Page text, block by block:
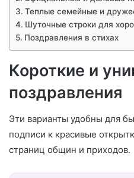
Теплые семейные и
Шуточные строки для
Поздравления в стихах
Короткие и
поздравления
Эти варианты удобны для
подписи к красивые
страниц общин и приходов.